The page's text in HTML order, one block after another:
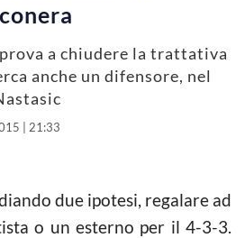
a chiudere la trattativa
anche un difensore, nel
| 21:33
due ipotesi, regalare ad
o un esterno per il 4-3-3.